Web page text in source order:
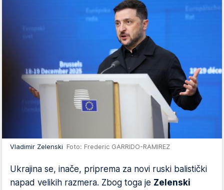
Vladimir Zelenski Foto: Frederic GARRIDO-RAMIREZ
Ukrajina se, inače, priprema za novi ruski balistički
napad velikih razmera. Zbog toga je Zelenski